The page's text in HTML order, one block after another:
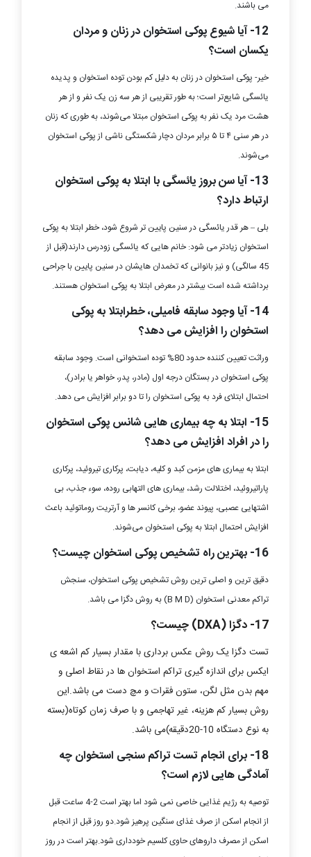
می باشند.
12- آیا شیوع پوکی استخوان در زنان و مردان
یکسان است؟
خیر- پوکی استخوان در زنان به دلیل کم بودن توده استخوان و پدیده
یائسگی شایع‌تر است؛ به طور تقریبی از هر سه زن یک نفر و از هر
هشت مرد یک نفر به پوکی استخوان مبتلا می‌شوند، به طوری که زنان
در هر سنی ۴ تا ۵ برابر مردان دچار شکستگی ناشی از پوکی استخوان
می‌شوند.
13- آیا سن بروز یائسگی با ابتلا به پوکی استخوان
ارتباط دارد؟
بلی – هر قدر یائسگی در سنین پایین تر شروع شود، خطر ابتلا به پوکی
استخوان زیادتر می شود: خانم هایی که یائسگی زودرس دارند(قبل از
45 سالگی) و نیز بانوانی که تخمدان هایشان در سنین پایین با جراحی
برداشته شده است بیشتر در معرض ابتلا به پوکی استخوان هستند.
14- آیا وجود سابقه فامیلی، خطرابتلا به پوکی
استخوان را افزایش می دهد؟
وراثت تعیین کننده حدود 80% توده استخوانی است. وجود سابقه
پوکی استخوان در بستگان درجه اول (مادر، پدر، خواهر یا برادر)،
احتمال ابتلای فرد به پوکی استخوان را تا دو برابر افزایش می دهد.
15- ابتلا به چه بیماری هایی شانس پوکی استخوان
را در افراد افزایش می دهد؟
ابتلا به بیماری های مزمن کبد و کلیه، دیابت، پرکاری تیروئید، پرکاری
پاراتیروئید، اختلالت رشد، بیماری های التهابی روده، سوء جذب، بی
اشتهایی عصبی، پیوند عضو، برخی کانسر ها و آرتریت روماتوئید باعث
افزایش احتمال ابتلا به پوکی استخوان می‌شوند.
16- بهترین راه تشخیص پوکی استخوان چیست؟
دقیق ترین و اصلی ترین روش تشخیص پوکی استخوان، سنجش
تراکم معدنی استخوان (B M D) به روش دگزا می باشد.
17- دگزا (DXA) چیست؟
تست دگزا یک روش عکس برداری با مقدار بسیار کم اشعه ی
ایکس برای اندازه گیری تراکم استخوان ها در نقاط اصلی و
مهم بدن مثل لگن، ستون فقرات و مچ دست می باشد.این
روش بسیار کم هزینه، غیر تهاجمی و با صرف زمان کوتاه(بسته
به نوع دستگاه 10-20دقیقه)می باشد.
18- برای انجام تست تراکم سنجی استخوان چه
آمادگی هایی لازم است؟
توصیه به رژیم غذایی خاصی نمی شود اما بهتر است 2-4 ساعت قبل
از انجام اسکن از صرف غذای سنگین پرهیز شود.دو روز قبل از انجام
اسکن از مصرف داروهای حاوی کلسیم خودداری شود.بهتر است در روز